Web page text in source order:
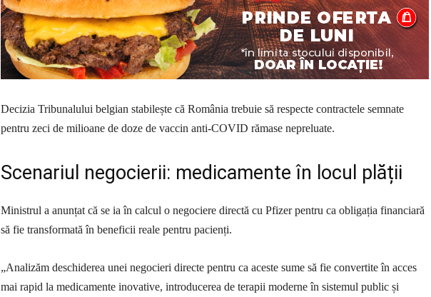
Decizia Tribunalului belgian stabilește că România trebuie să respecte contractele semnate
pentru zeci de milioane de doze de vaccin anti-COVID rămase nepreluate.
Scenariul negocierii: medicamente în locul plății
Ministrul a anunțat că se ia în calcul o negociere directă cu Pfizer pentru ca obligația financiară
să fie transformată în beneficii reale pentru pacienți.
„Analizăm deschiderea unei negocieri directe pentru ca aceste sume să fie convertite în acces
mai rapid la medicamente inovative, introducerea de terapii moderne în sistemul public și